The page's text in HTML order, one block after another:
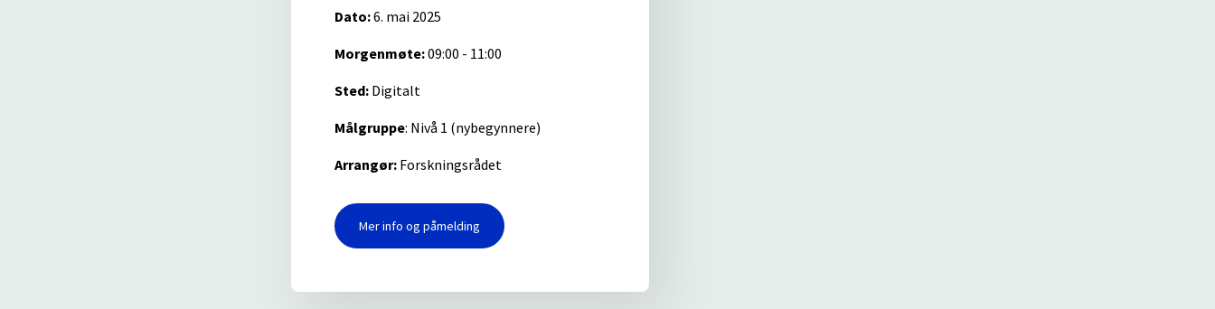
Dato:6. mai 2025
Morgenmøte:09:00 - 11:00
Sted: Digitalt
Målgruppe: Nivå 1 (nybegynnere)
Arrangør: Forskningsrådet
Mer info og påmelding